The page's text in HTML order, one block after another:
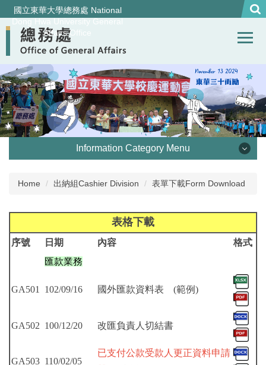
Jump
to
the
main
content
block
國立東華大學總務處 National
Dong Hwa University General
Affairs Office
Information Category Menu
處本部 Office of General Affairs
營繕組Construction and Maintenance Division
環保組Environmental Protection Division
保管組Property Management Division
出納組Cashier Division
文書組Documentation Division
Home 出納組Cashier Division 表單下載Form Download
表格下載
序號 日期 內容
格式
匯款業務
GA501 102/09/16 國外匯款資料表 (範例)
GA502 100/12/20 改匯負責人切結書
GA503 110/02/05
已支付公款受款人更正資料申請